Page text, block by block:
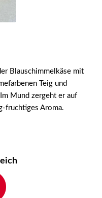
Blauschimmelkäse mit
Teig und
Mund zergeht er auf
fruchtiges Aroma.